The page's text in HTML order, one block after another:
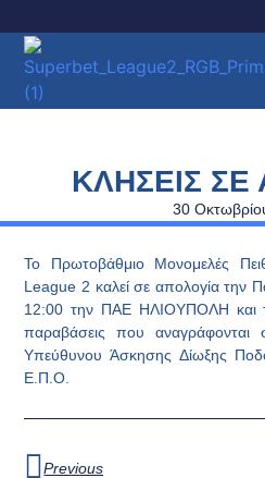
ΚΛΗΣΕΙΣ ΣΕ
30
Το Πρωτοβάθμιο Μονομελές
League 2 καλεί σε απολογία την
12:00 την ΠΑΕ ΗΛΙΟΥΠΟΛΗ και
παραβάσεις που αναγράφονται
Υπεύθυνου Άσκησης Δίωξης
Ε.Π.Ο.
Previous